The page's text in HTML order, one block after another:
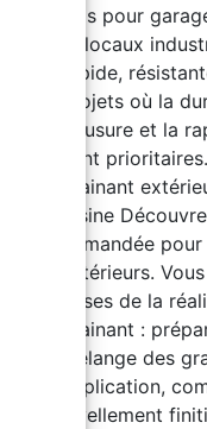
sols pour
et locaux
rapide,
projets où la
à l’usure et la
sont
drainant
résine
demandée
extérieurs.
bases de la
drainant :
mélange des
application,
nivellement